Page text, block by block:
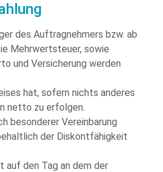
des Auftragnehmers bzw. ab
Mehrwertsteuer, sowie
und Versicherung werden
hat, sofern nichts anderes
netto zu erfolgen.
besonderer Vereinbarung
der Diskontfähigkeit
den Tag an dem der